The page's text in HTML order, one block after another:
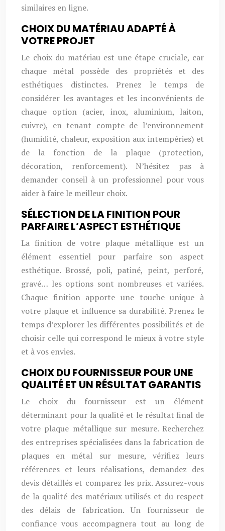
similaires en ligne.
CHOIX DU MATÉRIAU ADAPTÉ À
VOTRE PROJET
Le choix du matériau est une étape cruciale, car
chaque métal possède des propriétés et des
esthétiques distinctes. Prenez le temps de
considérer les avantages et les inconvénients de
chaque option (acier, inox, aluminium, laiton,
cuivre), en tenant compte de l’environnement
(humidité, chaleur, exposition aux intempéries) et
de la fonction de la plaque (protection,
décoration, renforcement). N’hésitez pas à
demander conseil à un professionnel pour vous
aider à faire le meilleur choix.
SÉLECTION DE LA FINITION POUR
PARFAIRE L’ASPECT ESTHÉTIQUE
La finition de votre plaque métallique est un
élément essentiel pour parfaire son aspect
esthétique. Brossé, poli, patiné, peint, perforé,
gravé… les options sont nombreuses et variées.
Chaque finition apporte une touche unique à
votre plaque et influence sa durabilité. Prenez le
temps d’explorer les différentes possibilités et de
choisir celle qui correspond le mieux à votre style
et à vos envies.
CHOIX DU FOURNISSEUR POUR UNE
QUALITÉ ET UN RÉSULTAT GARANTIS
Le choix du fournisseur est un élément
déterminant pour la qualité et le résultat final de
votre plaque métallique sur mesure. Recherchez
des entreprises spécialisées dans la fabrication de
plaques en métal sur mesure, vérifiez leurs
références et leurs réalisations, demandez des
devis détaillés et comparez les prix. Assurez-vous
de la qualité des matériaux utilisés et du respect
des délais de fabrication. Un fournisseur de
confiance vous accompagnera tout au long de